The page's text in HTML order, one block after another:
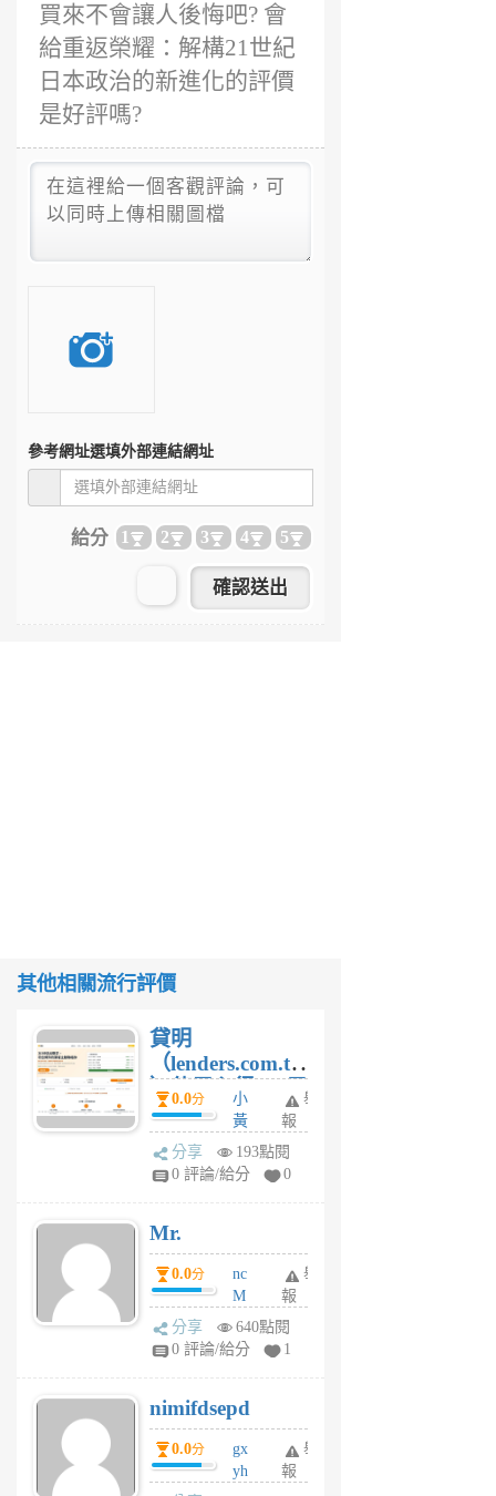
買來不會讓人後悔吧? 會
給重返榮耀：解構21世紀
日本政治的新進化的評價
是好評嗎?
參考網址選填外部連結網址
給分 1 2 3 4 5
其他相關流行評價
貸明
（lenders.com.tw
）使用心得 — 民
間貸款比較平台
體驗
0.0分
小
黃
蜂
1
舉
報
分享
193點閱
0 評論/給分
0
Mr.
0.0分
nc
M
U
F
U
5
個
月
舉
報
分享
640點閱
0 評論/給分
1
nimifdsepd
0.0分
gx
yh
舉
報